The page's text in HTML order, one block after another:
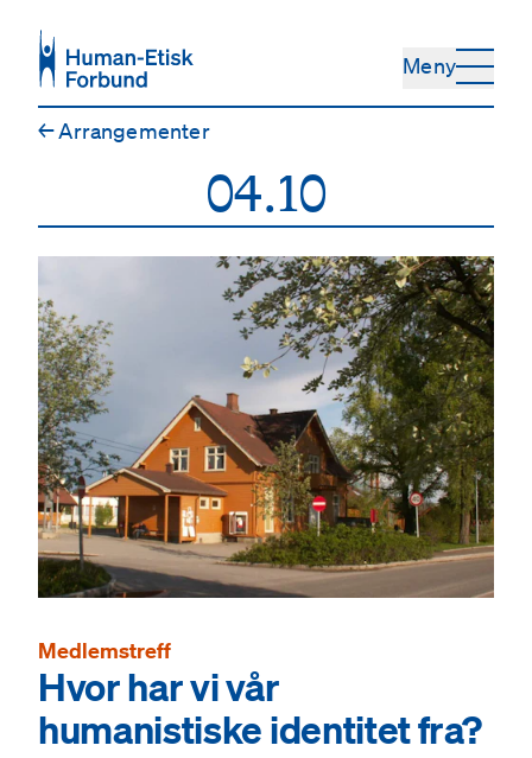
Meny
←Arrangementer
04.10
Medlemstreff
Hvor har vi vår
humanistiske identitet fra?